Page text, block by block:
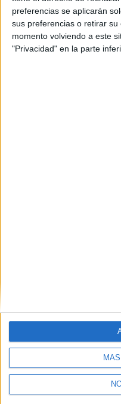
preferencias se aplicarán
sus preferencias o retirar
momento volviendo a este
"Privacidad" en la parte